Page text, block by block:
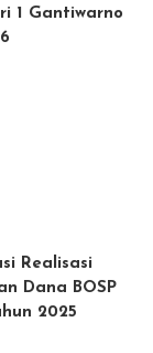
1 Gantiwarno
Realisasi
Dana BOSP
2025